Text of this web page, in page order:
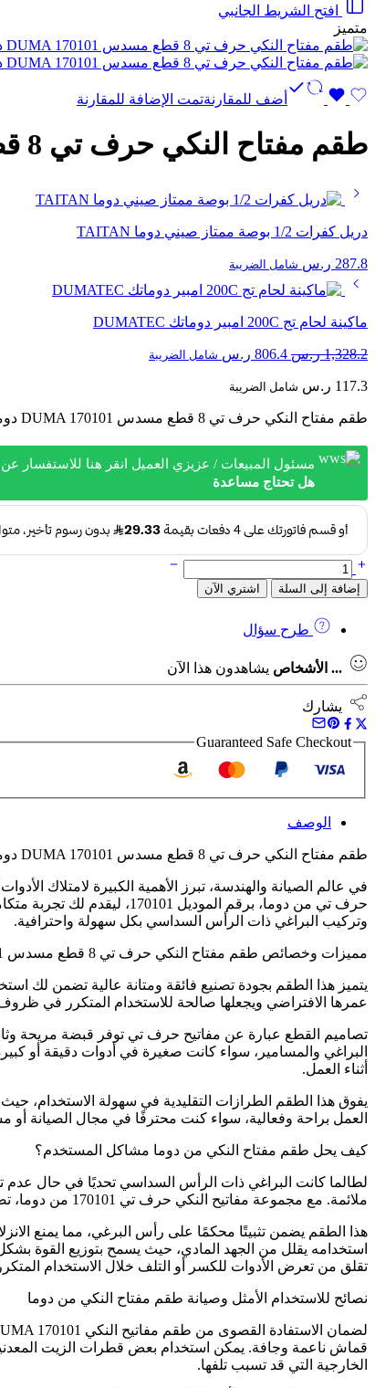
افتح الشريط الجانبي
متميز
أضف للمقارنةتمت الإضافة للمقارنة
طقم مفتاح النكي حرف تي 8 قطع مسدس DUMA 170101 دوما
دريل كفرات 1/2 بوصة ممتاز صيني دوما TAITAN
287.8 ر.س شامل الضريبة
ماكينة لحام تج 200C امبير دوماتك DUMATEC
1,328.2 ر.س السعر
هو:
806.4 ر.س السعر
شامل الضريبة
117.3 ر.س شامل الضريبة
طقم مفتاح النكي حرف تي 8 قطع مسدس DUMA 170101 دوما
مسئول المبيعات / عزيزي العميل انقر هنا للاستفسار
هل تحتاج مساعدة
كمية
طقم مفتاح النكي حرف تي 8 قطع مسدس DUMA 170101 دوما
إضافة إلى السلة اشتري الآن
طرح سؤال
... الأشخاص يشاهدون هذا الآن
يشارك
Guaranteed Safe Checkout
الوصف
طقم مفتاح النكي حرف تي 8 قطع مسدس DUMA 170101 دوما: أداة لا غنى عنها لمهامك الميكانيكية والهندسية
في عالم الصيانة والهندسة، تبرز الأهمية الكبيرة لامتلاك
وتركيب البراغي ذات الرأس السداسي بكل سهولة واحترافية.
مميزات وخصائص طقم مفتاح النكي حرف تي 8 قطع مسدس DUMA 170101
يتميز هذا الطقم بجودة تصنيع فائقة ومتانة عالية تضمن لك
عمرها الافتراضي ويجعلها صالحة للاستخدام المتكرر في
البراغي والمسامير، سواء كانت صغيرة في أدوات دقيقة أو
أثناء العمل.
يفوق هذا الطقم الطرازات التقليدية في سهولة الاستخدام،
العمل براحة وفعالية، سواء كنت محترفًا في مجال الصيانة أو
كيف يحل طقم مفتاح النكي من دوما مشاكل المستخدم؟
لطالما كانت البراغي ذات الرأس السداسي تحديًا في حال عدم
ملائمة. مع مجموعة مفاتيح النكي حرف تي 170101 من دوما، تصبح هذه المشاكل شيئًا من الماضي.
هذا الطقم يضمن تثبيتًا محكمًا على رأس البرغي، مما يمنع
استخدامه يقلل من الجهد المادي، حيث يسمح بتوزيع القوة
تقلق من تعرض الأدوات للكسر أو التلف خلال الاستخدام
نصائح للاستخدام الأمثل وصيانة طقم مفتاح النكي من دوما
قماش ناعمة وجافة. يمكن استخدام بعض قطرات الزيت
الخارجية التي قد تسبب تلفها.